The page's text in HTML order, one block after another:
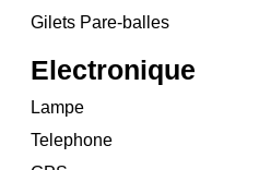
Gilets Pare-balles
Electronique
Lampe
Telephone